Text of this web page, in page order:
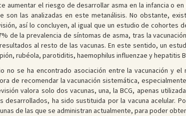
aumentar el riesgo de desarrollar asma en la infancia o
las analizadas en este metanálisis. No obstante,
así lo concluyen, al igual que un estudio de cohortes
de la prevalencia de síntomas de asma, tras la
al resto de las vacunas. En este sentido, un
rubéola, parotiditis, haemophilus influenzae y hepatitis
no se ha encontrado asociación entre la vacunación y el
de recomendar la vacunación sistemática,
valora solo dos vacunas, una, la BCG, apenas
ha sido sustituida por la vacuna acelular.
de las que se administran actualmente, para poder